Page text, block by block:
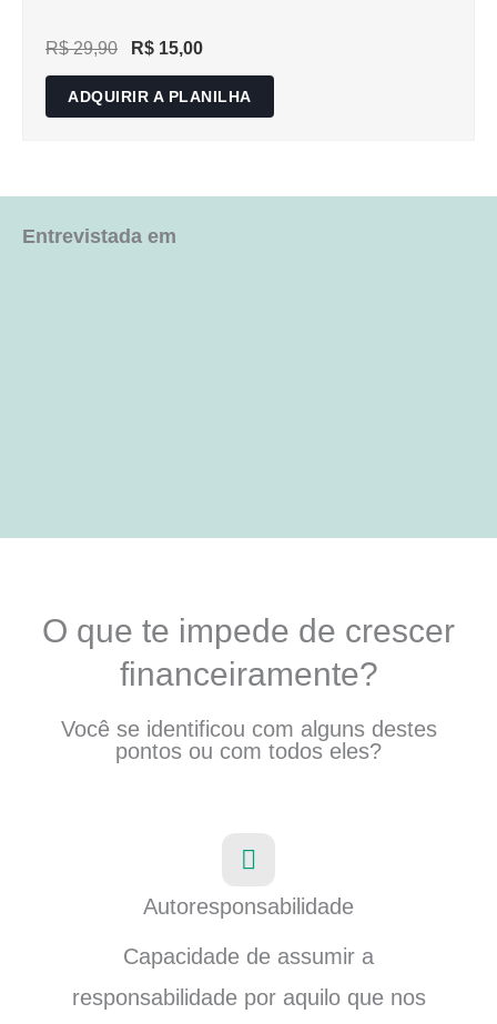
R$29,90 R$ 15,00
ADQUIRIR A PLANILHA
Entrevistada em
O que te impede de crescer
financeiramente?
Você se identificou com alguns destes
pontos ou com todos eles?
Autoresponsabilidade
Capacidade de assumir a
responsabilidade por aquilo que nos